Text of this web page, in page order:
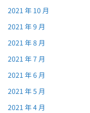
2021 年 10 月
2021 年 9 月
2021 年 8 月
2021 年 7 月
2021 年 6 月
2021 年 5 月
2021 年 4 月